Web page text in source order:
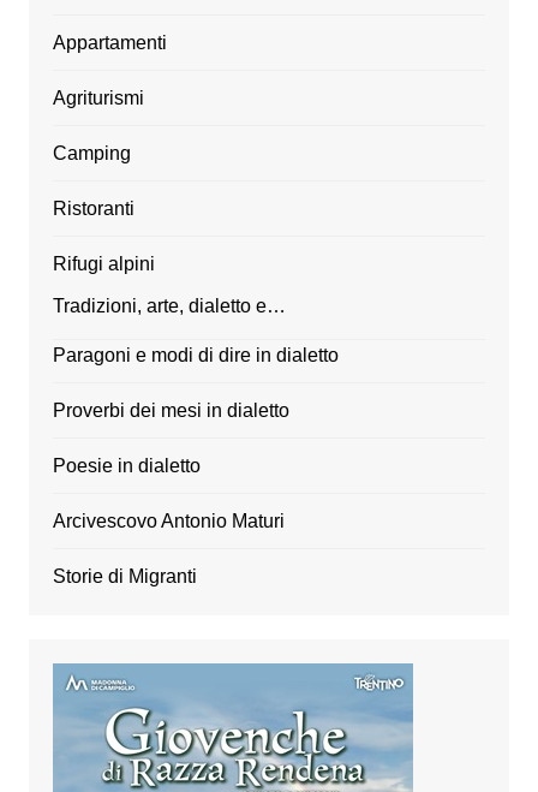
Appartamenti
Agriturismi
Camping
Ristoranti
Rifugi alpini
Tradizioni, arte, dialetto e…
Paragoni e modi di dire in dialetto
Proverbi dei mesi in dialetto
Poesie in dialetto
Arcivescovo Antonio Maturi
Storie di Migranti